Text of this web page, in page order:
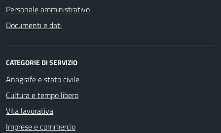
Personale amministrativo
Documenti e dati
CATEGORIE DI SERVIZIO
Anagrafe e stato civile
Cultura e tempo libero
Vita lavorativa
Imprese e commercio